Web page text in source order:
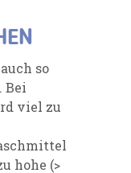
so
Bei
viel zu
hohe (>